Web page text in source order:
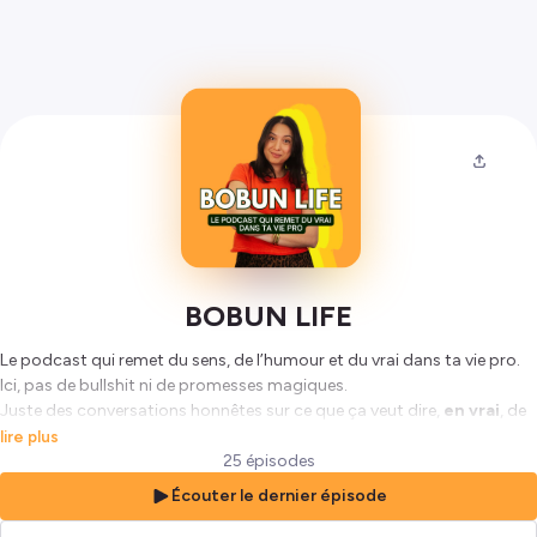
BOBUN LIFE
Le podcast qui remet du sens, de l’humour et du vrai dans ta vie pro.
Ici, pas de bullshit ni de promesses magiques.
Juste des conversations honnêtes sur ce que ça veut dire, en vrai , de
se réinventer, de poser ses limites et de construire une carrière qui te
🎙 Trois formats pour t’accompagner :
→ mes épisodes solo, cash et sans détour. Des
lire plus
25 épisodes
Écouter le dernier épisode